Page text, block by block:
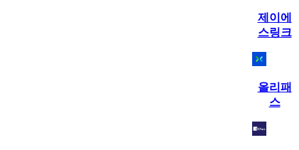
제이에
스링크
올리패
스